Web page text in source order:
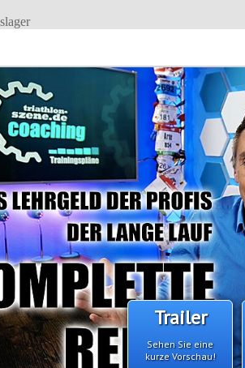
Trailer
Sehen Sie eine
kurze Vorschau!